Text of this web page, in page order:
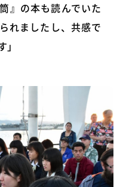
』の本も読んでいた
れましたし、共感で